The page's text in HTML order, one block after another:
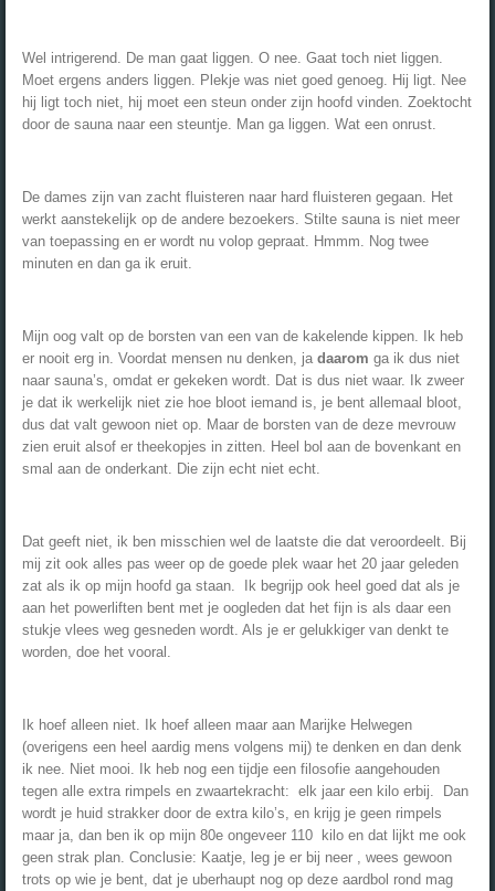
Wel intrigerend. De man gaat liggen. O nee. Gaat toch niet liggen.
Moet ergens anders liggen. Plekje was niet goed genoeg. Hij ligt. Nee
hij ligt toch niet, hij moet een steun onder zijn hoofd vinden. Zoektocht
door de sauna naar een steuntje. Man ga liggen. Wat een onrust.
De dames zijn van zacht fluisteren naar hard fluisteren gegaan. Het
werkt aanstekelijk op de andere bezoekers. Stilte sauna is niet meer
van toepassing en er wordt nu volop gepraat. Hmmm. Nog twee
minuten en dan ga ik eruit.
Mijn oog valt op de borsten van een van de kakelende kippen. Ik heb
er nooit erg in. Voordat mensen nu denken, ja daarom ga ik dus niet
naar sauna’s, omdat er gekeken wordt. Dat is dus niet waar. Ik zweer
je dat ik werkelijk niet zie hoe bloot iemand is, je bent allemaal bloot,
dus dat valt gewoon niet op. Maar de borsten van de deze mevrouw
zien eruit alsof er theekopjes in zitten. Heel bol aan de bovenkant en
smal aan de onderkant. Die zijn echt niet echt.
Dat geeft niet, ik ben misschien wel de laatste die dat veroordeelt. Bij
mij zit ook alles pas weer op de goede plek waar het 20 jaar geleden
zat als ik op mijn hoofd ga staan. Ik begrijp ook heel goed dat als je
aan het powerliften bent met je oogleden dat het fijn is als daar een
stukje vlees weg gesneden wordt. Als je er gelukkiger van denkt te
worden, doe het vooral.
Ik hoef alleen niet. Ik hoef alleen maar aan Marijke Helwegen
(overigens een heel aardig mens volgens mij) te denken en dan denk
ik nee. Niet mooi. Ik heb nog een tijdje een filosofie aangehouden
tegen alle extra rimpels en zwaartekracht: elk jaar een kilo erbij. Dan
wordt je huid strakker door de extra kilo’s, en krijg je geen rimpels
maar ja, dan ben ik op mijn 80e ongeveer 110 kilo en dat lijkt me ook
geen strak plan. Conclusie: Kaatje, leg je er bij neer , wees gewoon
trots op wie je bent, dat je uberhaupt nog op deze aardbol rond mag